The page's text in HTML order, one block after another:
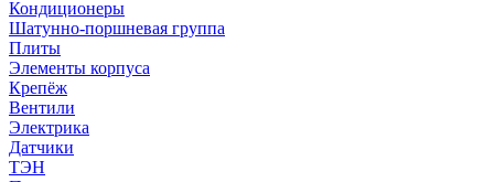
Кондиционеры
Шатунно-поршневая группа
Плиты
Элементы корпуса
Крепёж
Вентили
Электрика
Датчики
ТЭН